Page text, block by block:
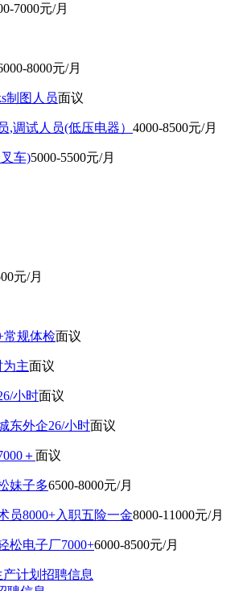
7000元/月
8000元/月
制图人员面议
,调试人员(低压电器） 4000-8500元/月
车)5000-5500元/月
元/月
常规体检面议
为主面议
小时面议
东外企26/小时面议
＋面议
妹子多6500-8000元/月
员8000+入职五险一金8000-11000元/月
松电子厂7000+6000-8500元/月
计划招聘信息